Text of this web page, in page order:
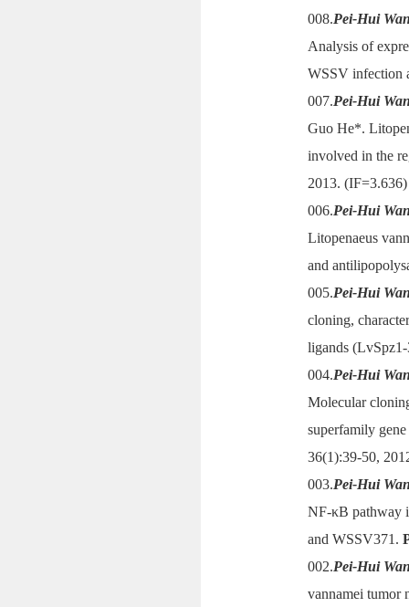
008.Pei-Hui
Analysis of
WSSV infection
007.Pei-Hui
Guo He*.
involved in the
2013. (IF=3.636)
006.Pei-Hui
Litopenaeus
and
005.Pei-Hui
cloning,
ligands
004.Pei-Hui
Molecular
superfamily
36(1):39-50,
003.Pei-Hui
NF-κB pathway
and WSSV371.
002.Pei-Hui
vannamei tumor